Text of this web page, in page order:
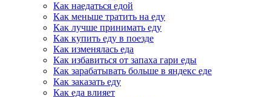
Как наедаться едой
Как меньше тратить на еду
Как лучше принимать еду
Как купить еду в поезде
Как изменялась еда
Как избавиться от запаха гари еды
Как зарабатывать больше в яндекс еде
Как заказать еду
Как еда влияет